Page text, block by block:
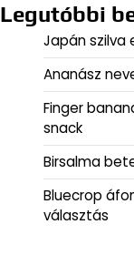
Legutóbbi
Japán szilva
Ananász
Finger
snack
Birsalma
Bluecrop
választás